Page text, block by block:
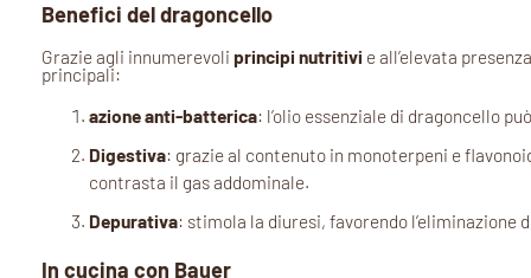
Benefici del dragoncello
Grazie agli innumerevoli principi nutritivi e all’elevata
principali:
azione anti-batterica: l’olio essenziale di dragoncello
Digestiva: grazie al contenuto in monoterpeni e
contrasta il gas addominale.
Depurativa: stimola la diuresi, favorendo l’eliminazione
In cucina con Bauer